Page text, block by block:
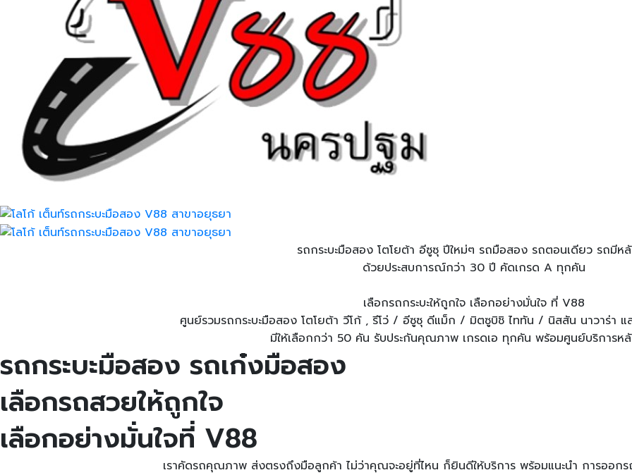
รถกระบะมือสอง โตโยต้า อีซูซุ ปีใหม่ๆ รถมือสอง รถตอนเดียว รถมีห
ด้วยประสบการณ์กว่า 30 ปี คัดเกรด A ทุกคัน
เลือกรถกระบะให้ถูกใจ เลือกอย่างมั่นใจ ที่ V88
ศูนย์รวมรถกระบะมือสอง โตโยต้า วีโก้ , รีโว่ / อีซูซุ ดีแม็ก / มิตซูบิชิ ไททัน / นิสสัน นาวาร่า
มีให้เลือกกว่า 50 คัน รับประกันคุณภาพ เกรดเอ ทุกคัน พร้อมศูนย์บริการห
รถกระบะมือสอง รถเก๋งมือสอง
เลือกรถสวยให้ถูกใจ
เลือกอย่างมั่นใจที่ V88
เราคัดรถคุณภาพ ส่งตรงถึงมือลูกค้า ไม่ว่าคุณจะอยู่ที่ไหน ก็ยินดีให้บริการ พร้อมแนะนำ การออก